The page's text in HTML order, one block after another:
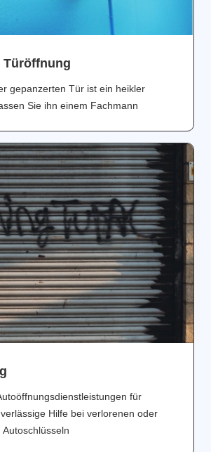
Türöffnung
gepanzerten Tür ist ein heikler
Sie ihn einem Fachmann
für
Hilfe bei verlorenen oder